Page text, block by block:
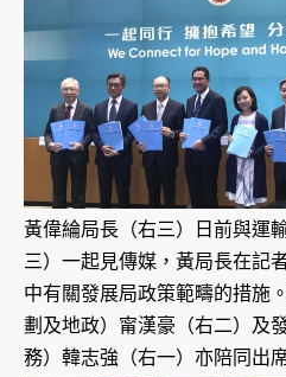
黃偉綸局長（右三）日前與運
三）一起見傳媒，黃局長在記
中有關發展局政策範疇的措施
劃及地政）甯漢豪（右二）及
務）韓志強（右一）亦陪同出